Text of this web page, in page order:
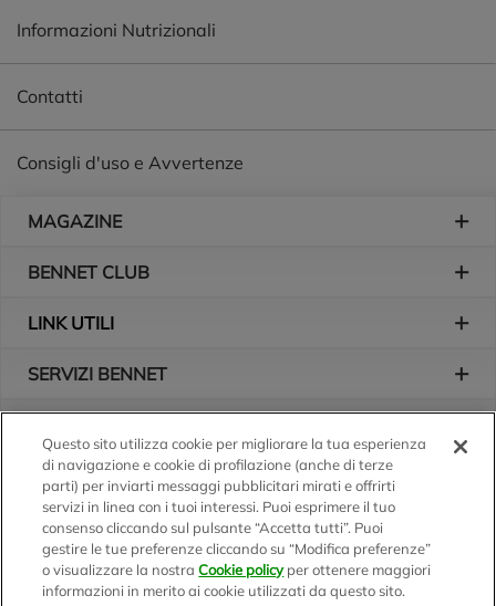
Informazioni Nutrizionali
Contatti
Consigli d'uso e Avvertenze
MAGAZINE
BENNET CLUB
LINK UTILI
SERVIZI BENNET
Logo Bennet
Seguici sui nostri canali
Scarica l'app
Questo sito utilizza cookie per migliorare la tua esperienza
di navigazione e cookie di profilazione (anche di terze
parti) per inviarti messaggi pubblicitari mirati e offrirti
servizi in linea con i tuoi interessi. Puoi esprimere il tuo
consenso cliccando sul pulsante “Accetta tutti”. Puoi
gestire le tue preferenze cliccando su “Modifica preferenze”
o visualizzare la nostraCookie policyper ottenere maggiori
informazioni in merito ai cookie utilizzati da questo sito.